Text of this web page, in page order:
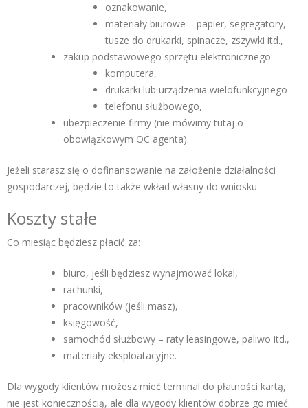
oznakowanie,
materiały biurowe – papier, segregatory,
tusze do drukarki, spinacze, zszywki itd.,
zakup podstawowego sprzętu elektronicznego:
komputera,
drukarki lub urządzenia wielofunkcyjnego
telefonu służbowego,
ubezpieczenie firmy (nie mówimy tutaj o
obowiązkowym OC agenta).
Jeżeli starasz się o dofinansowanie na założenie działalności
gospodarczej, będzie to także wkład własny do wniosku.
Koszty stałe
Co miesiąc będziesz płacić za:
biuro, jeśli będziesz wynajmować lokal,
rachunki,
pracowników (jeśli masz),
księgowość,
samochód służbowy – raty leasingowe, paliwo itd.,
materiały eksploatacyjne.
Dla wygody klientów możesz mieć terminal do płatności kartą,
nie jest koniecznością, ale dla wygody klientów dobrze go mieć.